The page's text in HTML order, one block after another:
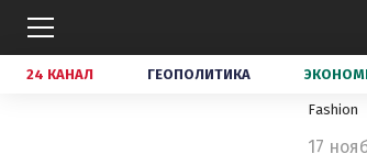
24 КАНАЛ ГЕОПОЛИТИКА
Fashion
17